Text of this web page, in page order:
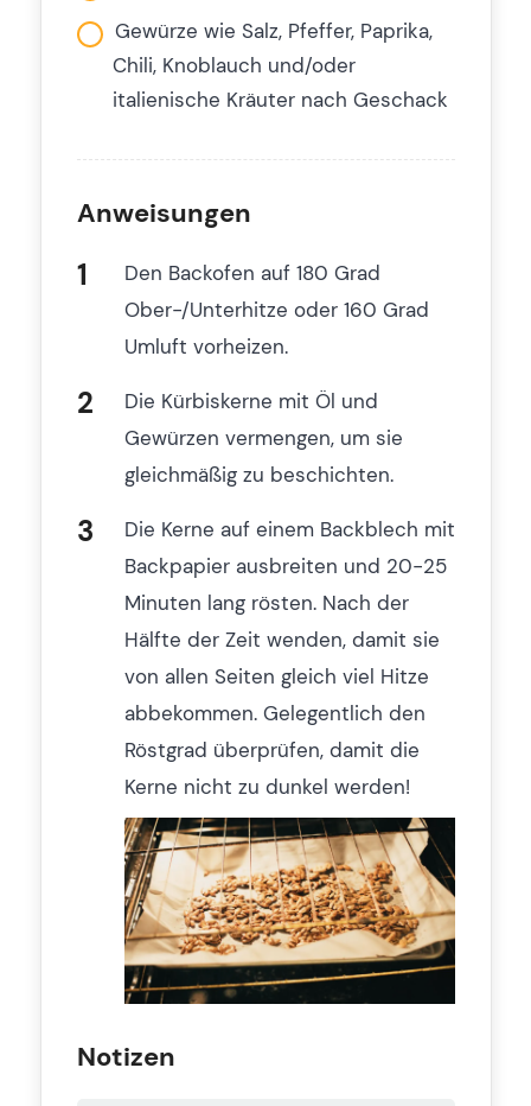
Gewürze wie Salz, Pfeffer, Paprika,
Chili, Knoblauch und/oder
italienische Kräuter nach Geschack
Anweisungen
Den Backofen auf 180 Grad
Ober-/Unterhitze oder 160 Grad
Umluft vorheizen.
Die Kürbiskerne mit Öl und
Gewürzen vermengen, um sie
gleichmäßig zu beschichten.
Die Kerne auf einem Backblech mit
Backpapier ausbreiten und 20-25
Minuten lang rösten. Nach der
Hälfte der Zeit wenden, damit sie
von allen Seiten gleich viel Hitze
abbekommen. Gelegentlich den
Röstgrad überprüfen, damit die
Kerne nicht zu dunkel werden!
Notizen